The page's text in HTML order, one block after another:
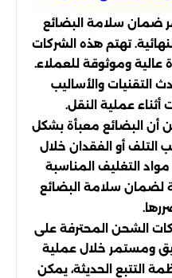
ضمان سلامة البضائع
تهتم هذه الشركات
وموثوقة للعملاء.
التقنيات والأساليب
أثناء عملية النقل.
أن البضائع معبأة بشكل
أو الفقدان خلال
التغليف المناسبة
لضمان سلامة البضائع
الشحن المحترفة على
ومستمر خلال عملية
التتبع الحديثة، يمكن